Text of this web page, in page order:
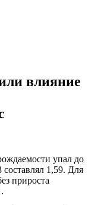
влияние
упал до
1,59. Для
прироста